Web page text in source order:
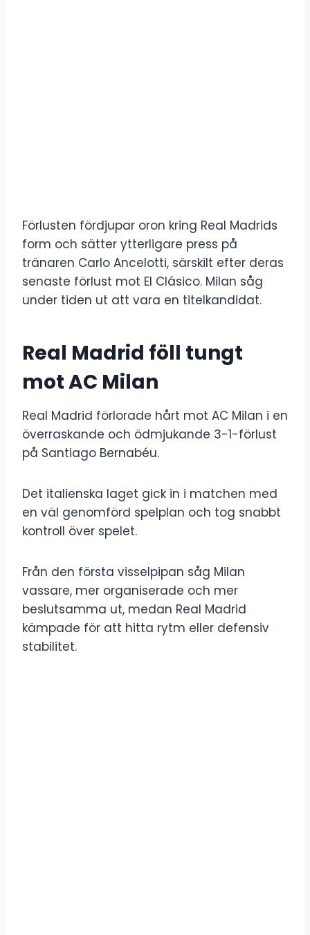
Förlusten fördjupar oron kring Real Madrids
form och sätter ytterligare press på
tränaren Carlo Ancelotti, särskilt efter deras
senaste förlust mot El Clásico. Milan såg
under tiden ut att vara en titelkandidat.
Real Madrid föll tungt
mot AC Milan
Real Madrid förlorade hårt mot AC Milan i en
överraskande och ödmjukande 3-1-förlust
på Santiago Bernabéu.
Det italienska laget gick in i matchen med
en väl genomförd spelplan och tog snabbt
kontroll över spelet.
Från den första visselpipan såg Milan
vassare, mer organiserade och mer
beslutsamma ut, medan Real Madrid
kämpade för att hitta rytm eller defensiv
stabilitet.